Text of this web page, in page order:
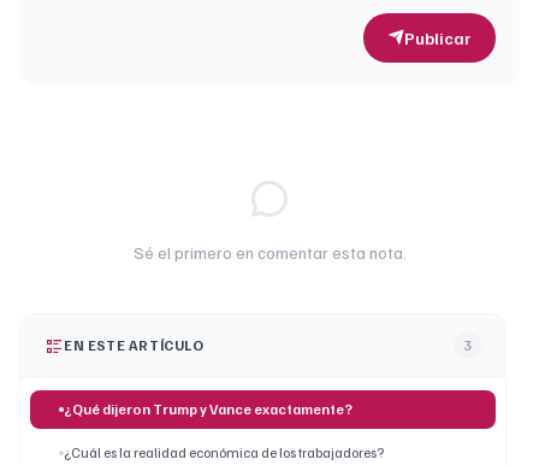
Publicar
Sé el primero en comentar esta nota.
EN ESTE ARTÍCULO 3
¿Qué dijeron Trump y Vance exactamente?
¿Cuál es la realidad económica de los trabajadores?